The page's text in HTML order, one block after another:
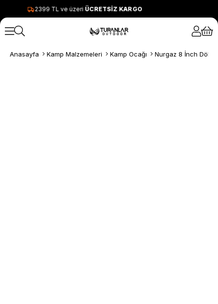
2399 TL ve üzeri ÜCRETSİZ KARGO
Anasayfa Kamp Malzemeleri Kamp Ocağı Nurgaz 8 İnch